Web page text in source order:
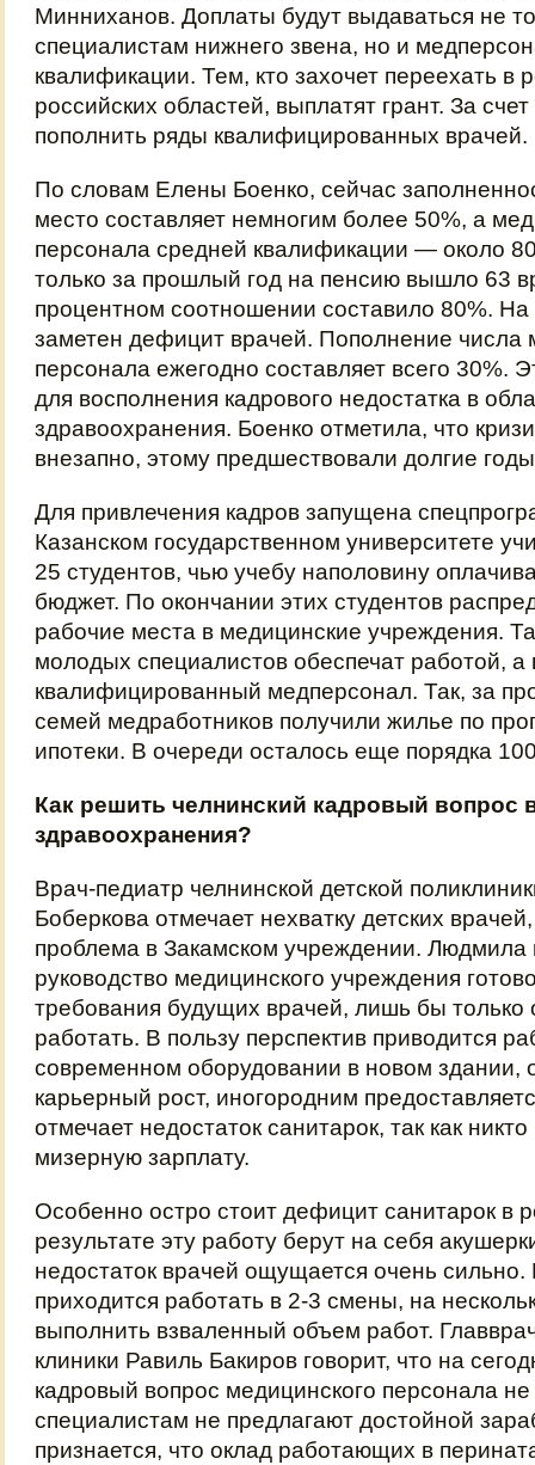
Минниханов. Доплаты будут выдаваться не
специалистам нижнего звена, но и
квалификации. Тем, кто захочет переехать в
российских областей, выплатят грант. За
пополнить ряды квалифицированных врачей.
По словам Елены Боенко, сейчас
место составляет немногим более 50%, а
персонала средней квалификации — около
только за прошлый год на пенсию вышло 63
процентном соотношении составило 80%.
заметен дефицит врачей. Пополнение числа
персонала ежегодно составляет всего 30%.
для восполнения кадрового недостатка в
здравоохранения. Боенко отметила, что
внезапно, этому предшествовали долгие
Для привлечения кадров запущена
Казанском государственном университете
25 студентов, чью учебу наполовину
бюджет. По окончании этих студентов
рабочие места в медицинские учреждения.
молодых специалистов обеспечат работой, а
квалифицированный медперсонал. Так, за
семей медработников получили жилье по
ипотеки. В очереди осталось еще порядка
Как решить челнинский кадровый вопрос
здравоохранения?
Врач-педиатр челнинской детской
Боберкова отмечает нехватку детских
проблема в Закамском учреждении. Людмила
руководство медицинского учреждения
требования будущих врачей, лишь бы только
работать. В пользу перспектив приводится
современном оборудовании в новом здании,
карьерный рост, иногородним
отмечает недостаток санитарок, так как
мизерную зарплату.
Особенно остро стоит дефицит санитарок в
результате эту работу берут на себя
недостаток врачей ощущается очень
приходится работать в 2-3 смены, на
выполнить взваленный объем работ.
клиники Равиль Бакиров говорит, что на
кадровый вопрос медицинского персонала не
специалистам не предлагают достойной
признается, что оклад работающих в